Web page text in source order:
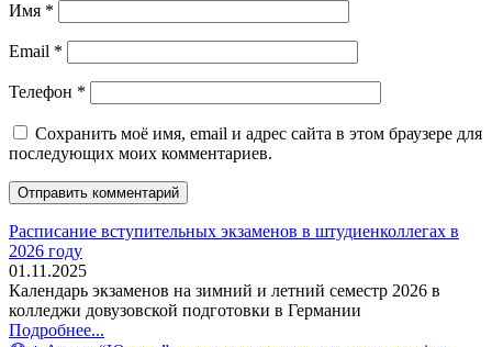
Имя *
Email *
Телефон *
Сохранить моё имя, email и адрес сайта в этом браузере для
последующих моих комментариев.
Расписание вступительных экзаменов в штудиенколлегах в
2026 году
01.11.2025
Календарь экзаменов на зимний и летний семестр 2026 в
колледжи довузовской подготовки в Германии
Подробнее...